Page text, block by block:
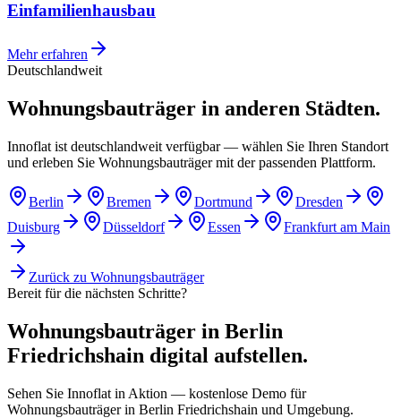
Einfamilienhausbau
Mehr erfahren
Deutschlandweit
Wohnungsbauträger in anderen Städten.
Innoflat ist deutschlandweit verfügbar — wählen Sie Ihren Standort
und erleben Sie Wohnungsbauträger mit der passenden Plattform.
Berlin Bremen Dortmund
Dresden
Duisburg
Düsseldorf Essen Frankfurt am Main
Zurück zu Wohnungsbauträger
Bereit für die nächsten Schritte?
Wohnungsbauträger in Berlin
Friedrichshain digital aufstellen.
Sehen Sie Innoflat in Aktion — kostenlose Demo für
Wohnungsbauträger in Berlin Friedrichshain und Umgebung.